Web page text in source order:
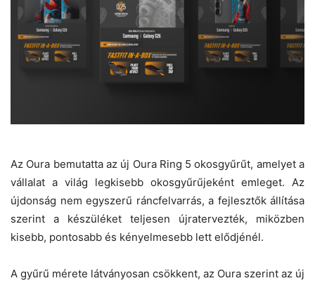
Az Oura bemutatta az új Oura Ring 5 okosgyűrűt, amelyet a
vállalat a világ legkisebb okosgyűrűjeként emleget. Az
újdonság nem egyszerű ráncfelvarrás, a fejlesztők állítása
szerint a készüléket teljesen újratervezték, miközben
kisebb, pontosabb és kényelmesebb lett elődjénél.
A gyűrű mérete látványosan csökkent, az Oura szerint az új